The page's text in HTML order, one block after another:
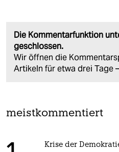
Die Kommentarfunktion
geschlossen.
Wir öffnen die
Artikeln für etwa drei Tage –
meistkommentiert
Krise der